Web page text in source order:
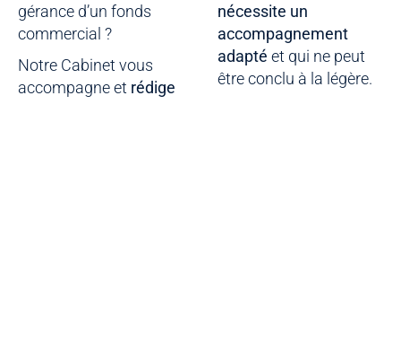
gérance d’un fonds
commercial ?
Notre Cabinet vous
accompagne et rédige
nécessite un
accompagnement
adapté et qui ne peut
être conclu à la légère.